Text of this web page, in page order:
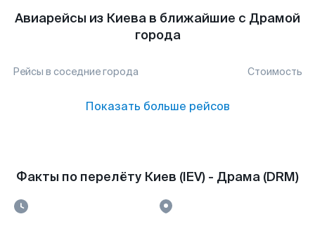
Авиарейсы из Киева в ближайшие с Драмой
города
Рейсы в соседние города Стоимость
Показать больше рейсов
Факты по перелёту Киев (IEV) - Драма (DRM)